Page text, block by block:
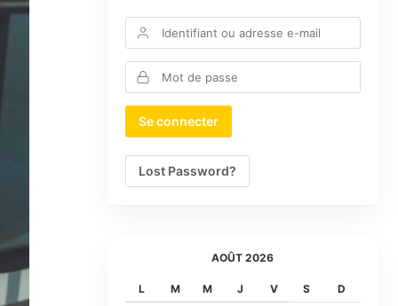
Lost Password?
AOÛT 2026
L M M J V S
D